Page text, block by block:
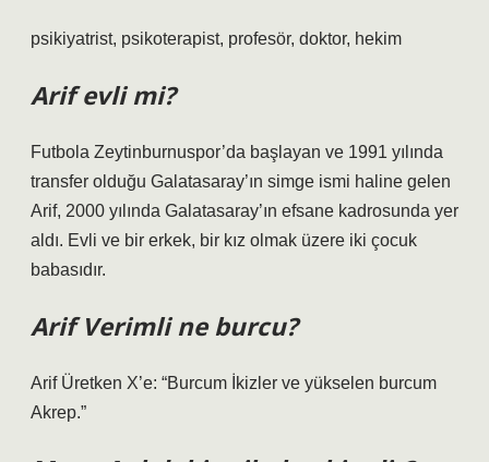
psikiyatrist, psikoterapist, profesör, doktor, hekim
Arif evli mi?
Futbola Zeytinburnuspor’da başlayan ve 1991 yılında
transfer olduğu Galatasaray’ın simge ismi haline gelen
Arif, 2000 yılında Galatasaray’ın efsane kadrosunda yer
aldı. Evli ve bir erkek, bir kız olmak üzere iki çocuk
babasıdır.
Arif Verimli ne burcu?
Arif Üretken X’e: “Burcum İkizler ve yükselen burcum
Akrep.”